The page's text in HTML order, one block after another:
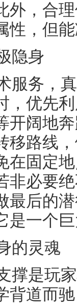
外，合
性，但
隐身
服务，
，优先
开阔地
移路线
在固定
非必要
最后的
是一个
的灵魂
撑是玩
背道而